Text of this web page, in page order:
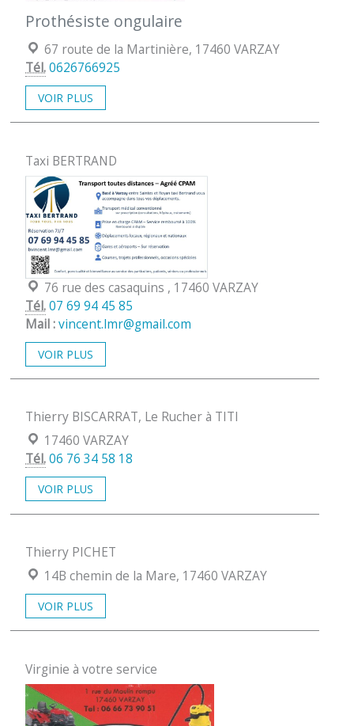
Prothésiste ongulaire
Localisation :
67 route de la Martinière, 17460 VARZAY
Tél.0626766925
VOIR PLUS
Taxi BERTRAND
Localisation :
76 rue des casaquins , 17460 VARZAY
Tél.07 69 94 45 85
Mail :vincent.lmr@gmail.com
VOIR PLUS
Thierry BISCARRAT, Le Rucher à TITI
Localisation :
17460 VARZAY
Tél.06 76 34 58 18
VOIR PLUS
Thierry PICHET
Localisation :
14B chemin de la Mare, 17460 VARZAY
VOIR PLUS
Virginie à votre service